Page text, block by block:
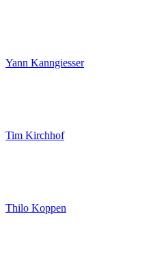
Yann Kanngiesser
Tim Kirchhof
Thilo Koppen